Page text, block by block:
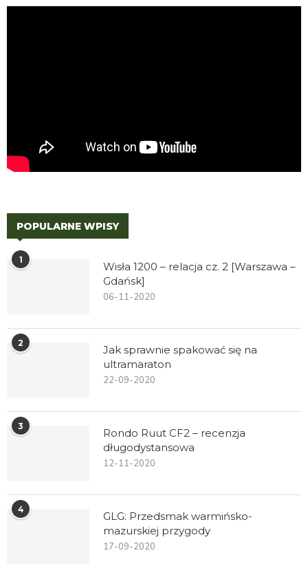
POPULARNE WPISY
1
Wisła 1200 – relacja cz. 2 [Warszawa –
Gdańsk]
06-11-2020
2
Jak sprawnie spakować się na
ultramaraton
22-09-2020
3
Rondo Ruut CF2 – recenzja
długodystansowa
12-11-2020
4
GLG: Przedsmak warmińsko-
mazurskiej przygody
17-09-2020